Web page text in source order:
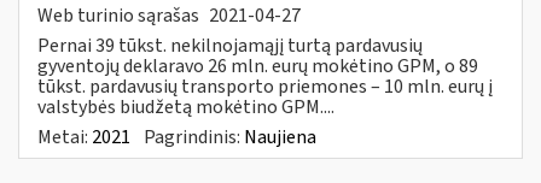
Web turinio sąrašas 2021-04-27
Pernai 39 tūkst. nekilnojamąjį turtą pardavusių
gyventojų deklaravo 26 mln. eurų mokėtino GPM, o 89
tūkst. pardavusių transporto priemones – 10 mln. eurų į
valstybės biudžetą mokėtino GPM....
Metai: 2021 Pagrindinis: Naujiena